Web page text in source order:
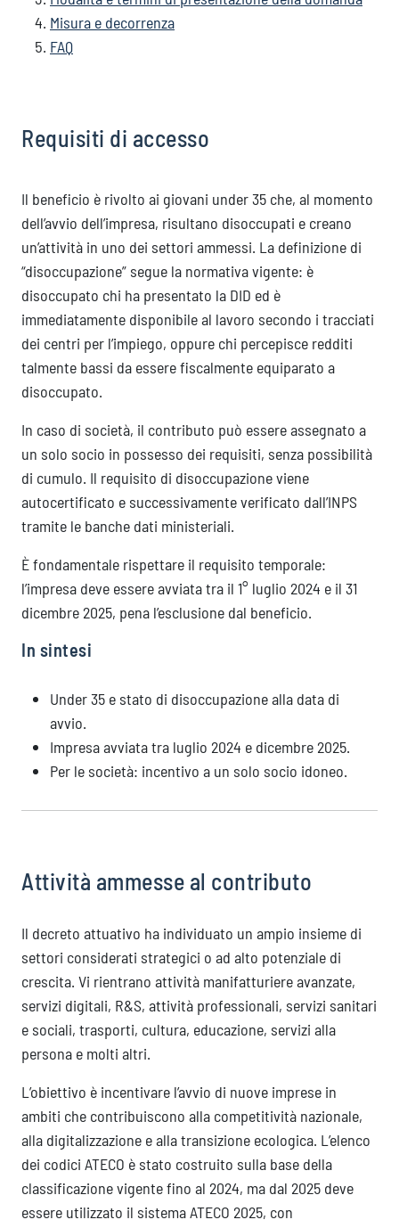
Misura e decorrenza
FAQ
Requisiti di accesso
Il beneficio è rivolto ai giovani under 35 che, al momento
dell’avvio dell’impresa, risultano disoccupati e creano
un’attività in uno dei settori ammessi. La definizione di
“disoccupazione” segue la normativa vigente: è
disoccupato chi ha presentato la DID ed è
immediatamente disponibile al lavoro secondo i tracciati
dei centri per l’impiego, oppure chi percepisce redditi
talmente bassi da essere fiscalmente equiparato a
disoccupato.
In caso di società, il contributo può essere assegnato a
un solo socio in possesso dei requisiti, senza possibilità
di cumulo. Il requisito di disoccupazione viene
autocertificato e successivamente verificato dall’INPS
tramite le banche dati ministeriali.
È fondamentale rispettare il requisito temporale:
l’impresa deve essere avviata tra il 1° luglio 2024 e il 31
dicembre 2025, pena l’esclusione dal beneficio.
In sintesi
Under 35 e stato di disoccupazione alla data di
avvio.
Impresa avviata tra luglio 2024 e dicembre 2025.
Per le società: incentivo a un solo socio idoneo.
Attività ammesse al contributo
Il decreto attuativo ha individuato un ampio insieme di
settori considerati strategici o ad alto potenziale di
crescita. Vi rientrano attività manifatturiere avanzate,
servizi digitali, R&S, attività professionali, servizi sanitari
e sociali, trasporti, cultura, educazione, servizi alla
persona e molti altri.
L’obiettivo è incentivare l’avvio di nuove imprese in
ambiti che contribuiscono alla competitività nazionale,
alla digitalizzazione e alla transizione ecologica. L’elenco
dei codici ATECO è stato costruito sulla base della
classificazione vigente fino al 2024, ma dal 2025 deve
essere utilizzato il sistema ATECO 2025, con